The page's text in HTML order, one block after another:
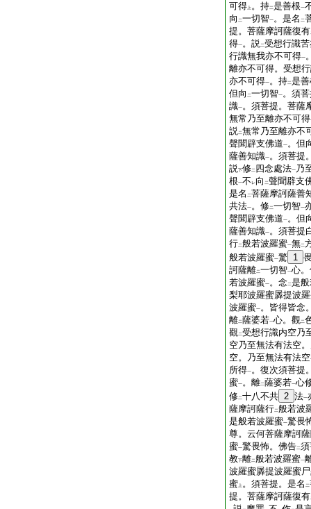
可得 上 。持二是善根一
向 二一切智一。是名 二
提。菩薩摩訶薩復有
得一。説二受想行識
行識無我亦不可得一
離亦不可得。受想
亦不可得一。持二是
但向 二一切智一。須
識一。須菩提。菩薩
無常乃至離亦不可得
説二無常乃至離亦不
聲聞辟支佛道一。但
薩善知識一。須菩提
説下修二 四念處法一 乃
根一不 レ向 二聲聞辟支
是名 二菩薩摩訶薩善
共法一。修二一切智一
聲聞辟支佛道一。但
薩善知識一。須菩提
行二般若波羅蜜一無二
般若波羅蜜一驚 1
訶薩離二一切智一心
若波羅蜜一。念二是
梨耶波羅蜜羼提波
波羅蜜一。皆得皆念
離二薩婆若一心。觀二
觀二受想行識内空乃
空乃至無法有法空
空。乃至無法有法空
所得一。復次須菩提
蜜一。離二薩婆若一心
修二十八不共 2 法一
薩摩訶薩行二般若波
是般若波羅蜜一驚畏
尊。云何菩薩摩訶
蜜一驚畏怖。佛告二
教下離二般若波羅蜜一
波羅蜜羼提波羅蜜
蜜 上 。須菩提。是名 二
提。菩薩摩訶薩復有